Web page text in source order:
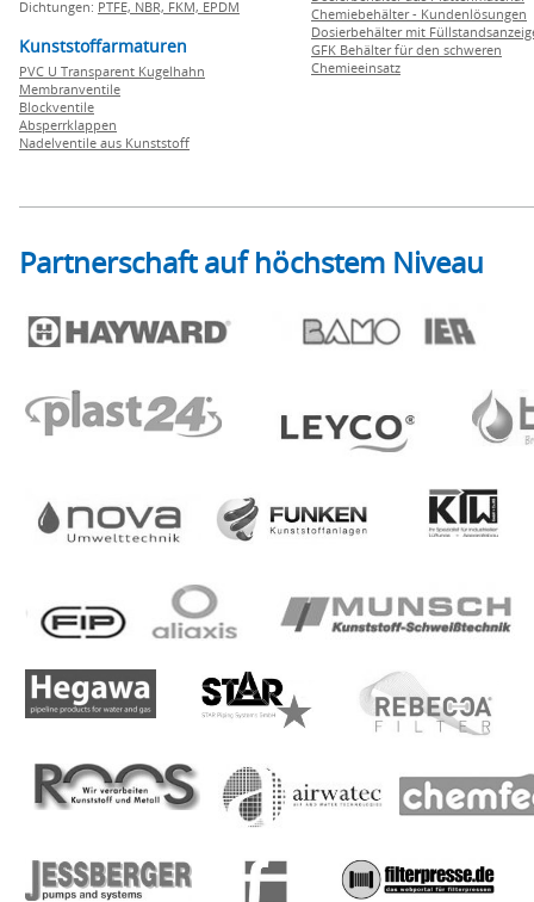
Dichtungen: PTFE, NBR, FKM, EPDM
Kunststoffarmaturen
PVC U Transparent Kugelhahn
Membranventile
Blockventile
Absperrklappen
Nadelventile aus Kunststoff
Chemiebehälter - Kundenlösungen
Dosierbehälter mit
GFK Behälter für den schweren
Chemieeinsatz
Partnerschaft auf höchstem Niveau